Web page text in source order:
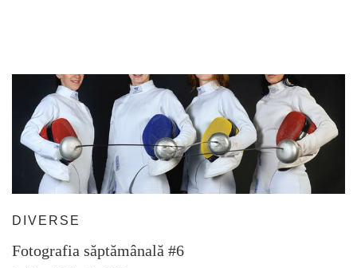
DIVERSE
Fotografia săptămânală #6